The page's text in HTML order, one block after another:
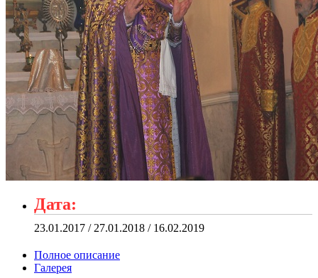
Дата:
23.01.2017 / 27.01.2018 / 16.02.2019
Полное описание
Галерея